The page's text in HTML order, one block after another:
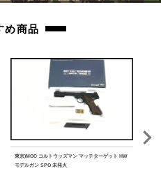
め商品
東京)MGC コルトウッズマン マッチターゲット HW
モデルガン SPG 未発火